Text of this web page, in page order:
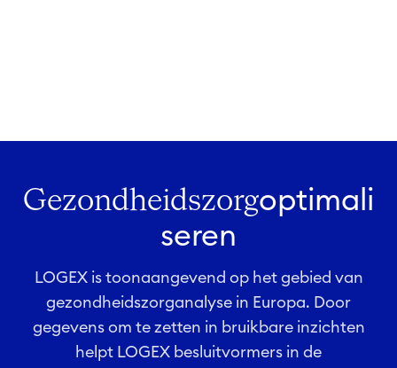
Gezondheidszorgoptimali
seren
LOGEX is toonaangevend op het gebied van
gezondheidszorganalyse in Europa. Door
gegevens om te zetten in bruikbare inzichten
helpt LOGEX besluitvormers in de